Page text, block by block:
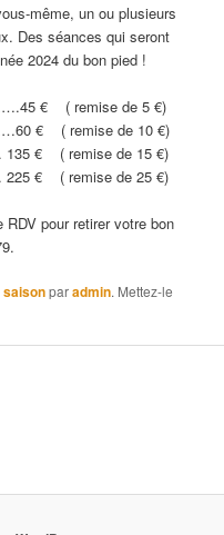
même, un ou plusieurs
Des séances qui seront
2024 du bon pied !
€ ( remise de 5 €)
€ ( remise de 10 €)
€ ( remise de 15 €)
€ ( remise de 25 €)
pour retirer votre bon
saisonparadmin. Mettez-le